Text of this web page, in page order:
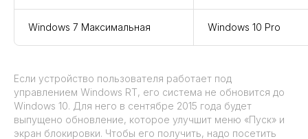
Windows 7 Максимальная Windows 10 Pro
Если устройство пользователя работает под
управлением Windows RT, его система не обновится до
Windows 10. Для него в сентябре 2015 года будет
выпущено обновление, которое улучшит меню «Пуск» и
экран блокировки. Чтобы его получить, надо посетить